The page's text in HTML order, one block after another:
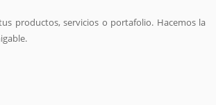
productos, servicios o portafolio. Hacemos la